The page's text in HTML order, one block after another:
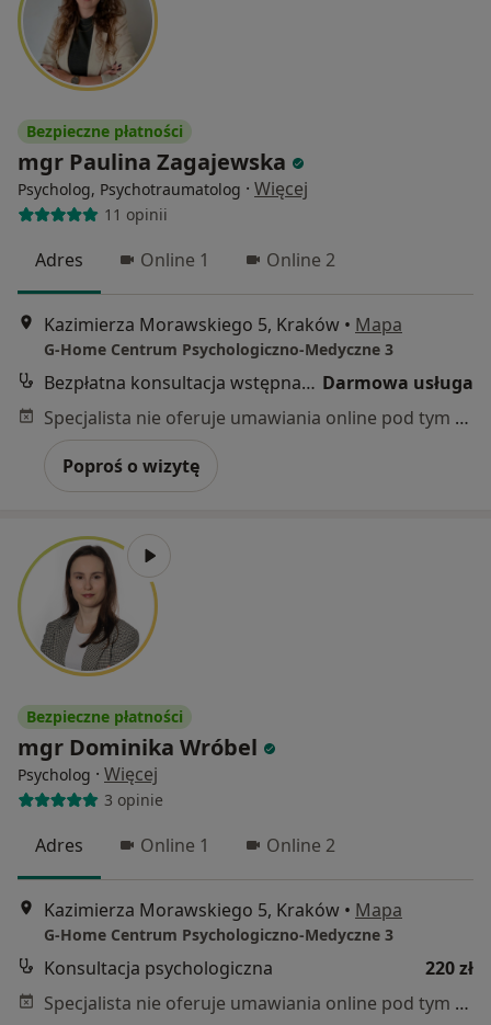
Bezpieczne płatności
mgr Paulina Zagajewska
Psycholog, Psychotraumatolog · Więcej
11 opinii
Adres Online 1 Online 2
Kazimierza Morawskiego 5, Kraków • Mapa
G-Home Centrum Psychologiczno-Medyczne 3
Bezpłatna konsultacja wstępna - telefoniczna Darmowa usługa
Specjalista nie oferuje umawiania online pod tym adresem.
Poproś o wizytę
Bezpieczne płatności
mgr Dominika Wróbel
Psycholog · Więcej
3 opinie
Adres Online 1 Online 2
Kazimierza Morawskiego 5, Kraków • Mapa
G-Home Centrum Psychologiczno-Medyczne 3
Konsultacja psychologiczna
220 zł
Specjalista nie oferuje umawiania online pod tym adresem.